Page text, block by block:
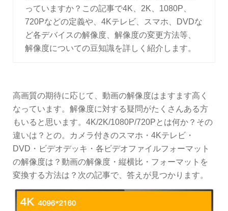
っていますか？この記事で4K、2K、1080P、
720Pなどの定義や、4Kテレビ、スマホ、DVDな
ど各デバイスの解像度、解像度の変更方法等、
解像度についての豆知識を詳しく紹介します。
高画質の期待に応じて、動画の解像度はますます高く
なっています。解像度に対する疑問がたくさんある方
もいると思います。4K/2K/1080P/720Pとは何か？その
違いは？との。カメラ付きのスマホ・4Kテレビ・
DVD・ビデオデッキ・各ビデオファイルフォーマット
の解像度は？動画の解像度・縦横比・フォーマットを
変換する方法は？次の記事で、答えが見つかります。